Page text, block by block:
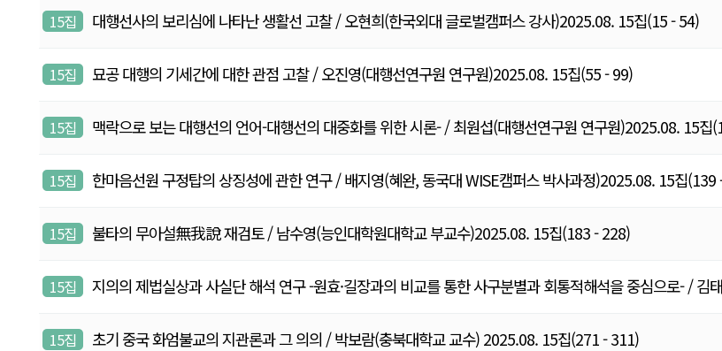
15집 대행선사의 보리심에 나타난 생활선 고찰 / 오현희(한국외대 글로벌캠퍼스 강사)2025.08. 15집(15 - 54)
15집 묘공 대행의 기세간에 대한 관점 고찰 / 오진영(대행선연구원 연구원)2025.08. 15집(55 - 99)
15집 맥락으로 보는 대행선의 언어-대행선의 대중화를 위한 시론- / 최원섭(대행선연구원 연구원)2025.08. 15집
15집 한마음선원 구정탑의 상징성에 관한 연구 / 배지영(혜완, 동국대 WISE캠퍼스 박사과정)2025.08. 15집(139
15집 불타의 무아설無我說 재검토 / 남수영(능인대학원대학교 부교수)2025.08. 15집(183 - 228)
15집 지의의 제법실상과 사실단 해석 연구 -원효·길장과의 비교를 통한 사구분별과 회통적해석을 중심으로- /
15집 초기 중국 화엄불교의 지관론과 그 의의 / 박보람(충북대학교 교수) 2025.08. 15집(271 - 311)